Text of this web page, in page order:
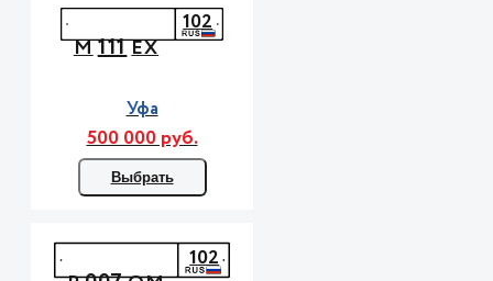
М111ЕХ
102
Уфа
500 000 руб.
Выбрать
102